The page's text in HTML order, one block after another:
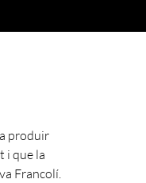
produir
i que la
Francolí.